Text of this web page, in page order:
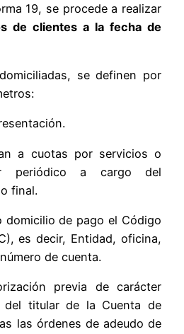
19, se procede a realizar
de clientes a la fecha de
se definen por
a cuotas por servicios o
periódico a cargo del
final.
domicilio de pago el Código
es decir, Entidad, oficina,
de cuenta.
previa de carácter
del titular de la Cuenta de
las órdenes de adeudo de